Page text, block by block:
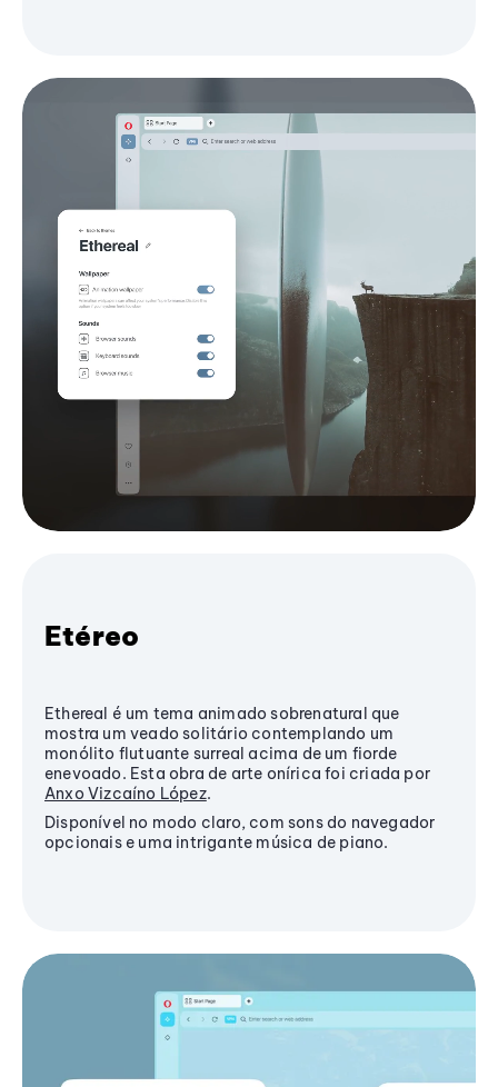
Etéreo
Ethereal é um tema animado sobrenatural que
mostra um veado solitário contemplando um
monólito flutuante surreal acima de um fiorde
enevoado. Esta obra de arte onírica foi criada por
Anxo Vizcaíno López.
Disponível no modo claro, com sons do navegador
opcionais e uma intrigante música de piano.